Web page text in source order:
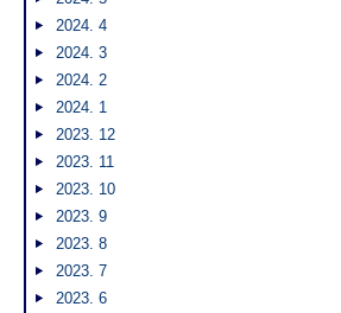
2024. 4
2024. 3
2024. 2
2024. 1
2023. 12
2023. 11
2023. 10
2023. 9
2023. 8
2023. 7
2023. 6